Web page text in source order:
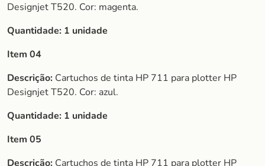
Designjet T520. Cor: magenta.
Quantidade: 1 unidade
Item 04
Descrição: Cartuchos de tinta HP 711 para plotter HP
Designjet T520. Cor: azul.
Quantidade: 1 unidade
Item 05
Descrição: Cartuchos de tinta HP 711 para plotter HP